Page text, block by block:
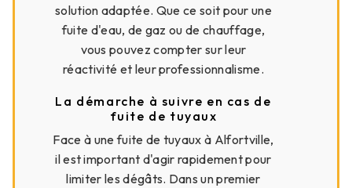
solution adaptée. Que ce soit pour une
fuite d'eau, de gaz ou de chauffage,
vous pouvez compter sur leur
réactivité et leur professionnalisme.
La démarche à suivre en cas de
fuite de tuyaux
Face à une fuite de tuyaux à Alfortville,
il est important d'agir rapidement pour
limiter les dégâts. Dans un premier